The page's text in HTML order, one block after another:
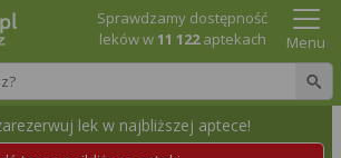
Sprawdzamy dostępność
leków w11 122aptekach Menu
lek w najbliższej aptece!